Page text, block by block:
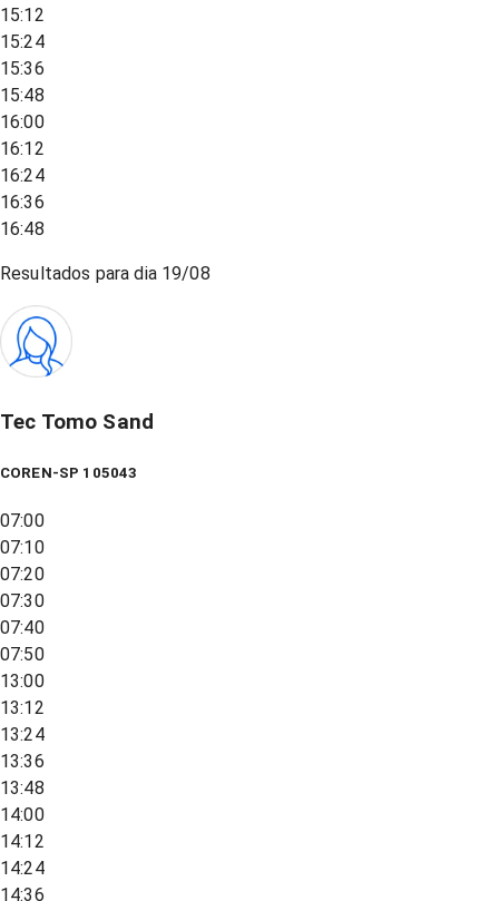
15:12
15:24
15:36
15:48
16:00
16:12
16:24
16:36
16:48
Resultados para dia 19/08
Tec Tomo Sand
COREN-SP 105043
07:00
07:10
07:20
07:30
07:40
07:50
13:00
13:12
13:24
13:36
13:48
14:00
14:12
14:24
14:36